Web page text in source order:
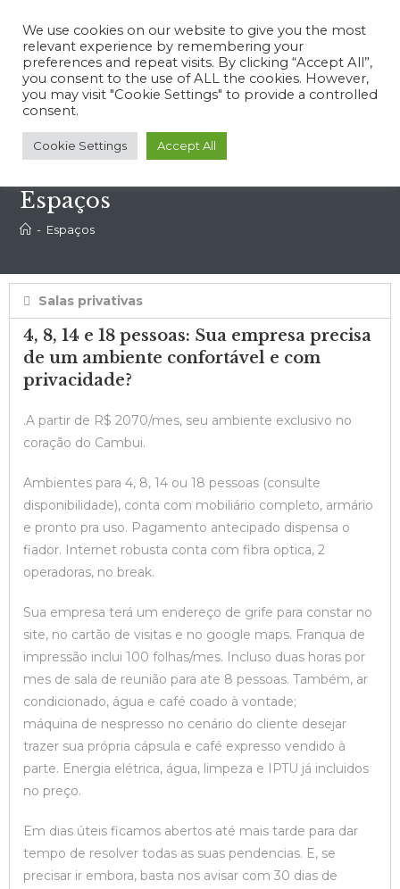
Espaços
- Espaços
Salas privativas
4, 8, 14 e 18 pessoas: Sua empresa precisa
de um ambiente confortável e com
privacidade?
.A partir de R$ 2070/mes, seu ambiente exclusivo no
coração do Cambui.
Ambientes para 4, 8, 14 ou 18 pessoas (consulte
disponibilidade), conta com mobiliário completo, armário
e pronto pra uso. Pagamento antecipado dispensa o
fiador. Internet robusta conta com fibra optica, 2
operadoras, no break.
Sua empresa terá um endereço de grife para constar no
site, no cartão de visitas e no google maps. Franqua de
impressão inclui 100 folhas/mes. Incluso duas horas por
mes de sala de reunião para ate 8 pessoas. Também, ar
condicionado, água e café coado à vontade;
máquina de nespresso no cenário do cliente desejar
trazer sua própria cápsula e café expresso vendido à
parte. Energia elétrica, água, limpeza e IPTU já incluidos
no preço.
Em dias úteis ficamos abertos até mais tarde para dar
tempo de resolver todas as suas pendencias. E, se
precisar ir embora, basta nos avisar com 30 dias de
We use cookies on our website to give you the most
relevant experience by remembering your
preferences and repeat visits. By clicking “Accept All”,
you consent to the use of ALL the cookies. However,
you may visit "Cookie Settings" to provide a controlled
consent.
Cookie Settings Accept All